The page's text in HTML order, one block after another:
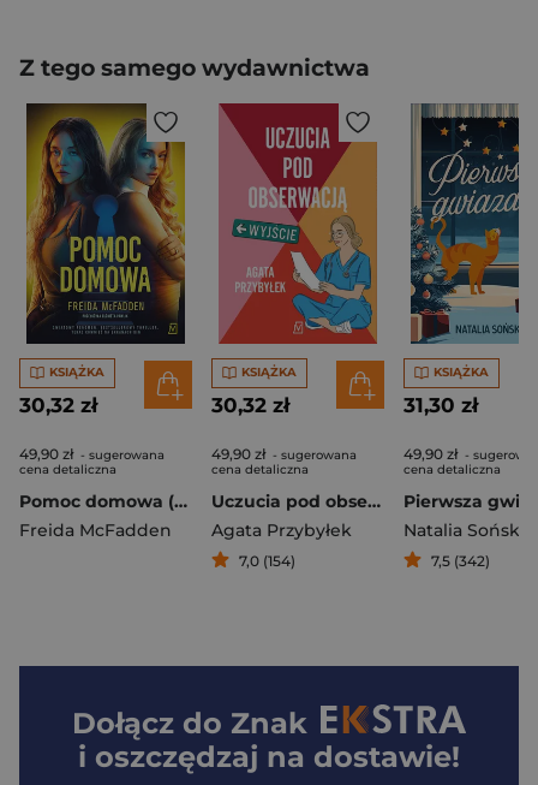
Z tego samego wydawnictwa
KSIĄŻKA
30,32 zł
49,90 zł - sugerowana
cena detaliczna
Pomoc domowa (okładka filmowa)
Freida McFadden
KSIĄŻKA
30,32 zł
49,90 zł - sugerowana
cena detaliczna
Uczucia pod obserwacją
Agata Przybyłek
7,0 (154)
KSIĄŻKA
31,30 zł
49,90 zł -
cena detaliczna
Pierwsza
Natalia Sońska
7,5 (342)
Dołącz do Znak
i oszczędzaj na dostawie!